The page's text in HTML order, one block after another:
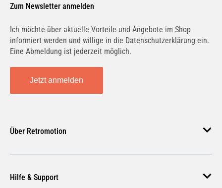
Zum Newsletter anmelden
Ich möchte über aktuelle Vorteile und Angebote im Shop
informiert werden und willige in die Datenschutzerklärung ein.
Eine Abmeldung ist jederzeit möglich.
Jetzt anmelden
Über Retromotion
Unsere Jobs
Hilfe & Support